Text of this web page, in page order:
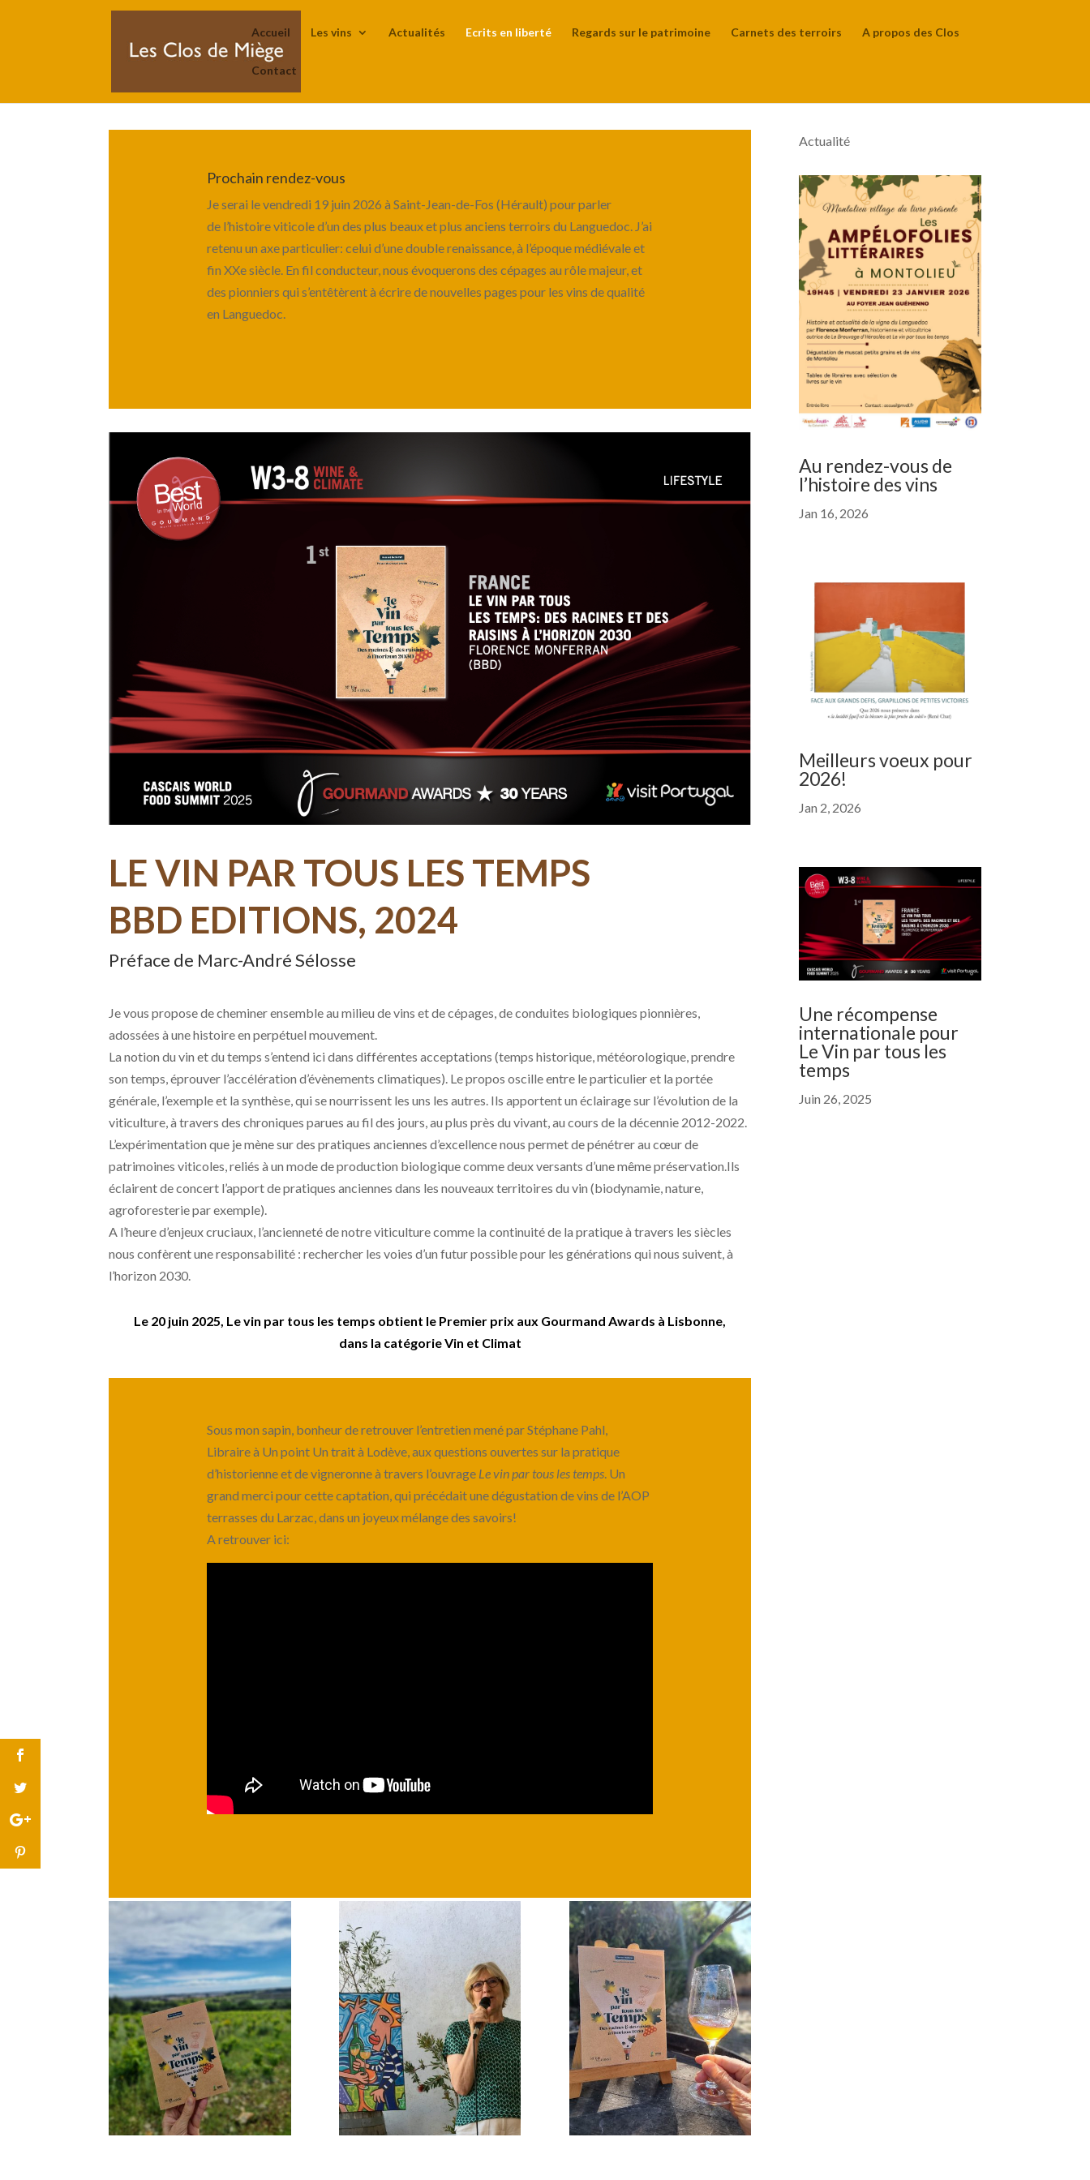
Accueil Les vins Actualités Ecrits en liberté Regards sur le patrimoine Carnets des terroirs A propos des Clos
Contact
Prochain rendez-vous
Je serai le vendredi 19 juin 2026 à Saint-Jean-de-Fos (Hérault) pour parler
de l’histoire viticole d’un des plus beaux et plus anciens terroirs du Languedoc. J’ai
retenu un axe particulier: celui d’une double renaissance, à l’époque médiévale et
fin XXe siècle. En fil conducteur, nous évoquerons des cépages au rôle majeur, et
des pionniers qui s’entêtèrent à écrire de nouvelles pages pour les vins de qualité
en Languedoc.
LE VIN PAR TOUS LES TEMPS
BBD EDITIONS, 2024
Préface de Marc-André Sélosse
Je vous propose de cheminer ensemble au milieu de vins et de cépages, de conduites biologiques pionnières,
adossées à une histoire en perpétuel mouvement.
La notion du vin et du temps s’entend ici dans différentes acceptations (temps historique, météorologique, prendre
son temps, éprouver l’accélération d’évènements climatiques). Le propos oscille entre le particulier et la portée
générale, l’exemple et la synthèse, qui se nourrissent les uns les autres. Ils apportent un éclairage sur l’évolution de la
viticulture, à travers des chroniques parues au fil des jours, au plus près du vivant, au cours de la décennie 2012-2022.
L’expérimentation que je mène sur des pratiques anciennes d’excellence nous permet de pénétrer au cœur de
patrimoines viticoles, reliés à un mode de production biologique comme deux versants d’une même préservation.Ils
éclairent de concert l’apport de pratiques anciennes dans les nouveaux territoires du vin (biodynamie, nature,
agroforesterie par exemple).
A l’heure d’enjeux cruciaux, l’ancienneté de notre viticulture comme la continuité de la pratique à travers les siècles
nous confèrent une responsabilité : rechercher les voies d’un futur possible pour les générations qui nous suivent, à
l’horizon 2030.
Le 20 juin 2025, Le vin par tous les temps obtient le Premier prix aux Gourmand Awards à Lisbonne,
dans la catégorie Vin et Climat
Sous mon sapin, bonheur de retrouver l’entretien mené par Stéphane Pahl,
Libraire à Un point Un trait à Lodève, aux questions ouvertes sur la pratique
d’historienne et de vigneronne à travers l’ouvrage Le vin par tous les temps . Un
grand merci pour cette captation, qui précédait une dégustation de vins de l’AOP
terrasses du Larzac, dans un joyeux mélange des savoirs!
A retrouver ici:
Actualité
Au rendez-vous de
l’histoire des vins
Jan 16, 2026
Meilleurs voeux pour
2026!
Jan 2, 2026
Une récompense
internationale pour
Le Vin par tous les
temps
Juin 26, 2025